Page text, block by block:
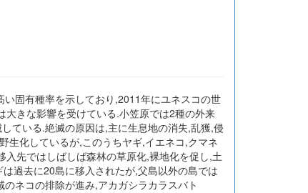
固有種率を示しており,2011年にユネスコの世
きな影響を受けている.小笠原では2種の外来
ている.絶滅の原因は,主に生息地の消失,乱獲,侵
生化しているが,このうちヤギ,イエネコ,クマネ
先ではしばしば森林の草原化,裸地化を促し,土
過去に20島に移入されたが,父島以外の島では
ネコの排除が進み,アカガシラカラスバト